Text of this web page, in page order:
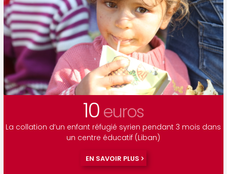
10 euros
La collation d’un enfant réfugié syrien pendant 3 mois dans
un centre éducatif (Liban)
EN SAVOIR PLUS